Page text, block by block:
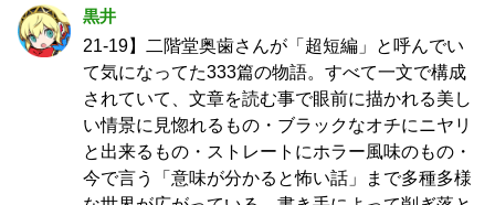
黒井
21-19】二階堂奥歯さんが「超短編」と呼んでい
て気になってた333篇の物語。すべて一文で構成
されていて、文章を読む事で眼前に描かれる美し
い情景に見惚れるもの・ブラックなオチにニヤリ
と出来るもの・ストレートにホラー風味のもの・
今で言う「意味が分かると怖い話」まで多種多様